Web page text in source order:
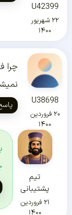
U42399
۲۲ شهریور
۱۴۰۰
U38698
۲۰ فروردین
۱۴۰۰
چرا
تیم
پشتیبانی
۲۱ فروردین
۱۴۰۰